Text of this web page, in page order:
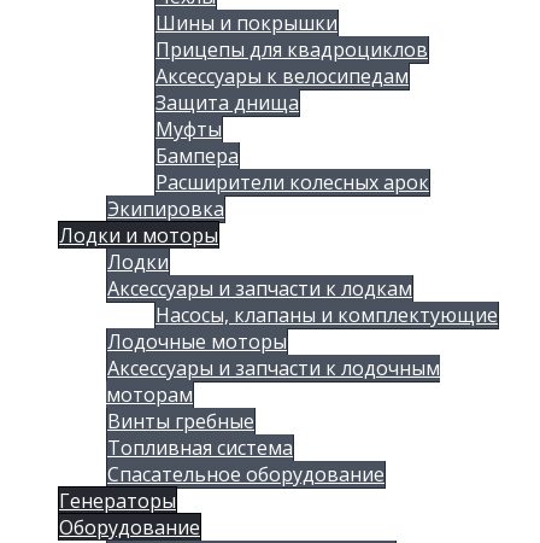
Шины и покрышки
Прицепы для квадроциклов
Аксессуары к велосипедам
Защита днища
Муфты
Бампера
Расширители колесных арок
Экипировка
Лодки и моторы
Лодки
Аксессуары и запчасти к лодкам
Насосы, клапаны и комплектующие
Лодочные моторы
Аксессуары и запчасти к лодочным
моторам
Винты гребные
Топливная система
Спасательное оборудование
Генераторы
Оборудование